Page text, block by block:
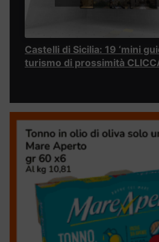
Castelli di Sicilia: 19 ‘mini
turismo di prossimità